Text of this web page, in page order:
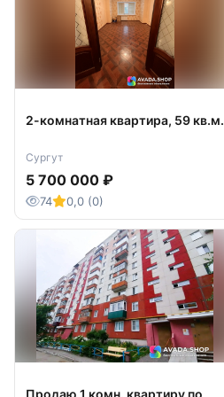
2-комнатная квартира, 59 кв.м.
Сургут
5 700 000 ₽
74 0,0 (0)
Продаю 1 комн. квартиру по